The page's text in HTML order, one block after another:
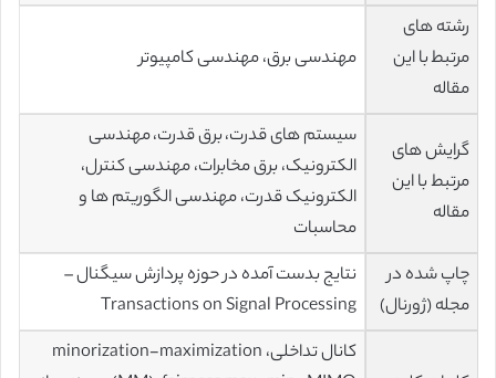
رشته های
مرتبط با این
مقاله
مهندسی برق، مهندسی کامپیوتر
گرایش های
مرتبط با این
مقاله
سیستم های قدرت، برق قدرت، مهندسی
الکترونیک، برق مخابرات، مهندسی کنترل،
الکترونیک قدرت، مهندسی الگوریتم ها و
محاسبات
چاپ شده در
مجله (ژورنال)
نتایج بدست آمده در حوزه پردازش سیگنال –
Transactions on Signal Processing
کانال تداخلی، minorization-maximization